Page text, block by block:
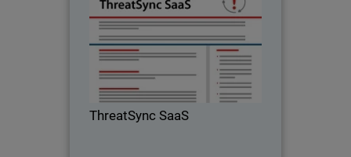
ThreatSync SaaS
Detecção e resposta a ameaças de
nuvem e SaaS